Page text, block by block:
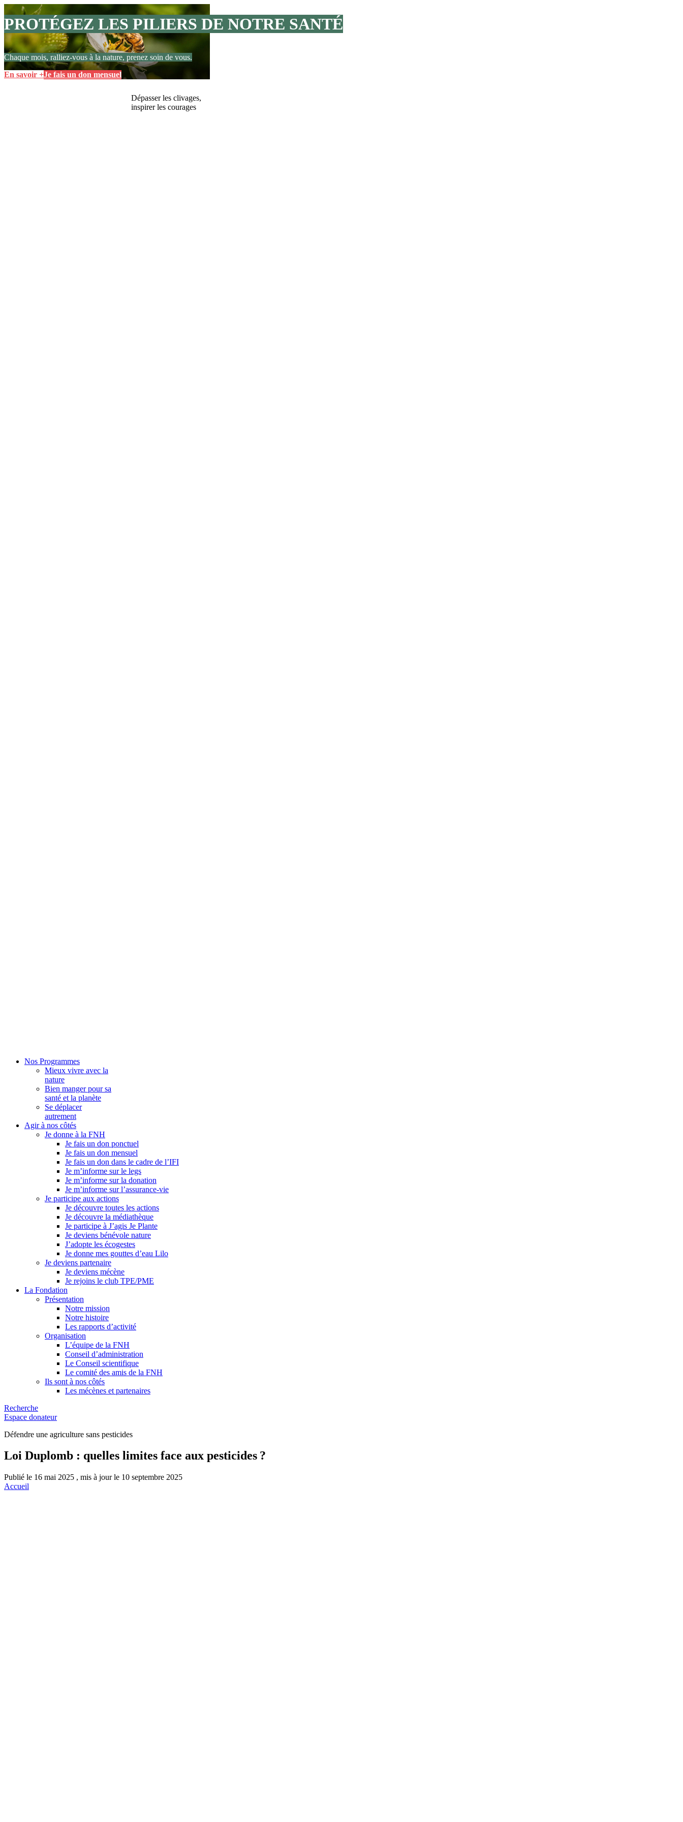
PROTÉGEZ LES PILIERS DE NOTRE SANTÉ
Chaque mois, ralliez-vous à la nature, prenez soin de vous.
En savoir +Je fais un don mensuel
Dépasser les clivages,
inspirer les courages
Nos Programmes
Mieux vivre avec la
nature
Bien manger pour sa
santé et la planète
Se déplacer
autrement
Agir à nos côtés
Je donne à la FNH
Je fais un don ponctuel
Je fais un don mensuel
Je fais un don dans le cadre de l’IFI
Je m’informe sur le legs
Je m’informe sur la donation
Je m’informe sur l’assurance-vie
Je participe aux actions
Je découvre toutes les actions
Je découvre la médiathèque
Je participe à J’agis Je Plante
Je deviens bénévole nature
J’adopte les écogestes
Je donne mes gouttes d’eau Lilo
Je deviens partenaire
Je deviens mécène
Je rejoins le club TPE/PME
La Fondation
Présentation
Notre mission
Notre histoire
Les rapports d’activité
Organisation
L’équipe de la FNH
Conseil d’administration
Le Conseil scientifique
Le comité des amis de la FNH
Ils sont à nos côtés
Les mécènes et partenaires
Recherche
Espace donateur
Défendre une agriculture sans pesticides
Loi Duplomb : quelles limites face aux pesticides ?
Publié le 16 mai 2025 , mis à jour le 10 septembre 2025
Accueil